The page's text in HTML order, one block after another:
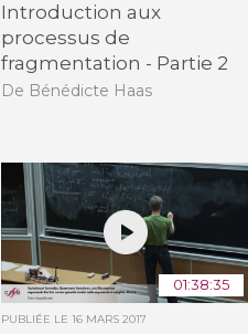
Introduction aux
processus de
fragmentation - Partie 2
De Bénédicte Haas
01:38:35
PUBLIÉE LE 16 MARS 2017